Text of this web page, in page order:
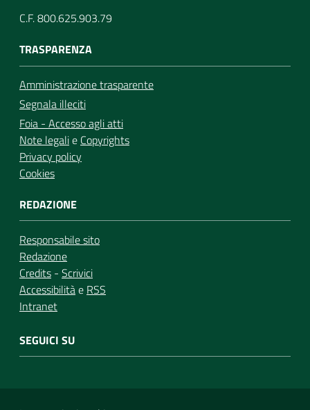
C.F. 800.625.903.79
TRASPARENZA
Amministrazione trasparente
Segnala illeciti
Foia - Accesso agli atti
Note legalie Copyrights
Privacy policy
Cookies
REDAZIONE
Responsabile sito
Redazione
Credits - Scrivici
Accessibilitàe RSS
Intranet
SEGUICI SU